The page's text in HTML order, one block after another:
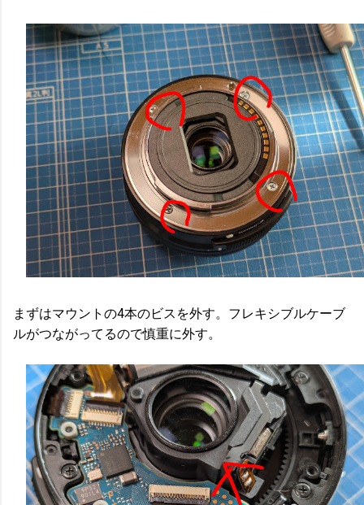
まずはマウントの4本のビスを外す。フレキシブルケーブ
ルがつながってるので慎重に外す。